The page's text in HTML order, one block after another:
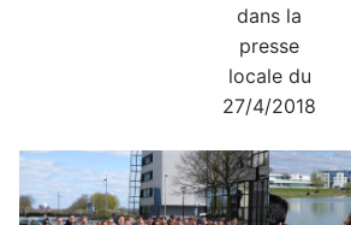
dans la
presse
locale du
27/4/2018